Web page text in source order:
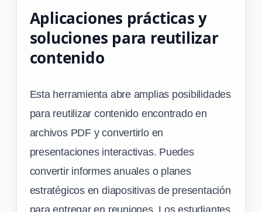
Aplicaciones prácticas y
soluciones para reutilizar
contenido
Esta herramienta abre amplias posibilidades
para reutilizar contenido encontrado en
archivos PDF y convertirlo en
presentaciones interactivas. Puedes
convertir informes anuales o planes
estratégicos en diapositivas de presentación
para entregar en reuniones. Los estudiantes